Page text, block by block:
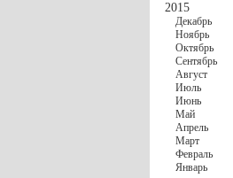
2015
Декабрь
Ноябрь
Октябрь
Сентябрь
Август
Июль
Июнь
Май
Апрель
Март
Февраль
Январь